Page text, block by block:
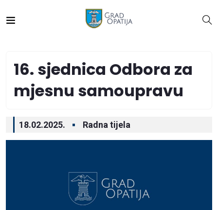
16. sjednica Odbora za
mjesnu samoupravu
18.02.2025. Radna tijela